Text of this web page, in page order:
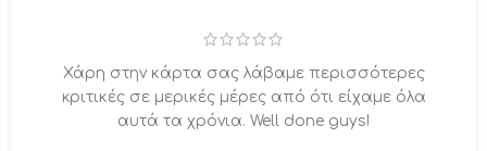
Χάρη στην κάρτα σας λάβαμε περισσότερες
κριτικές σε μερικές μέρες από ότι είχαμε όλα
αυτά τα χρόνια. Well done guys!